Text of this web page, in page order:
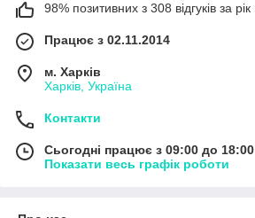
98% позитивних з 308 відгуків за рік
Працює з 02.11.2014
м. Харків
Харків, Україна
Контакти
Сьогодні працює з 09:00 до 18:00
Показати весь графік роботи